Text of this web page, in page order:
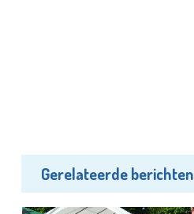
Gerelateerde berichten